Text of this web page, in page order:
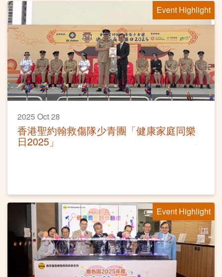
Event Highlight
2025 Oct 28
香港聖約翰救傷隊少青團「健康家庭同樂
日2025」
Event Highlight